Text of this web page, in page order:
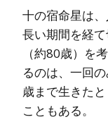
十の宿命星は
長い期間を経
（約80歳）を
るのは、一回
歳まで生きた
こともある。